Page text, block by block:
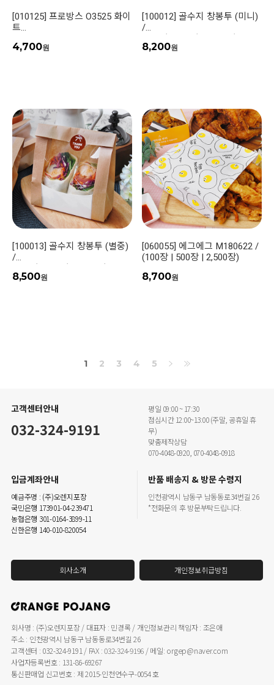
[010125] 프로방스 O3525 화이
트
(100장 | 1,000장 | 5,000장)
4,700원
[100012] 골수지 창봉투 (미니)
/
(100장 | 500장 | 3,000장)
8,200원
[100013] 골수지 창봉투 (별중)
/
(100장 | 500장 | 3,000장)
8,500원
[060055] 에그에그 M180622 /
(100장 | 500장 | 2,500장)
8,700원
1 2 3 4 5
고객센터안내
032-324-9191
평일 09:00 ~ 17:30
점심시간 12:00~13:00 (주말, 공휴일 휴
무)
맞춤제작상담
070-4048-0920, 070-4048-0918
입금계좌안내
예금주명 : (주)오렌지포장
국민은행 173901-04-239471
농협은행 301-0164-3899-11
신한은행 140-010-820054
반품 배송지 & 방문 수령지
인천광역시 남동구 남동동로34번길 26
*전화문의 후 방문부탁드립니다.
회사소개 개인정보취급방침
회사명 : (주)오렌지포장 / 대표자 : 민경록 / 개인정보관리 책임자 : 조은애
주소 : 인천광역시 남동구 남동동로34번길 26
고객센터 : 032-324-9191 / FAX : 032-324-9196 / 메일: orgep@naver.com
사업자등록번호 : 131-86-69267
통신판매업 신고번호 : 제 2015-인천연수구-0054 호